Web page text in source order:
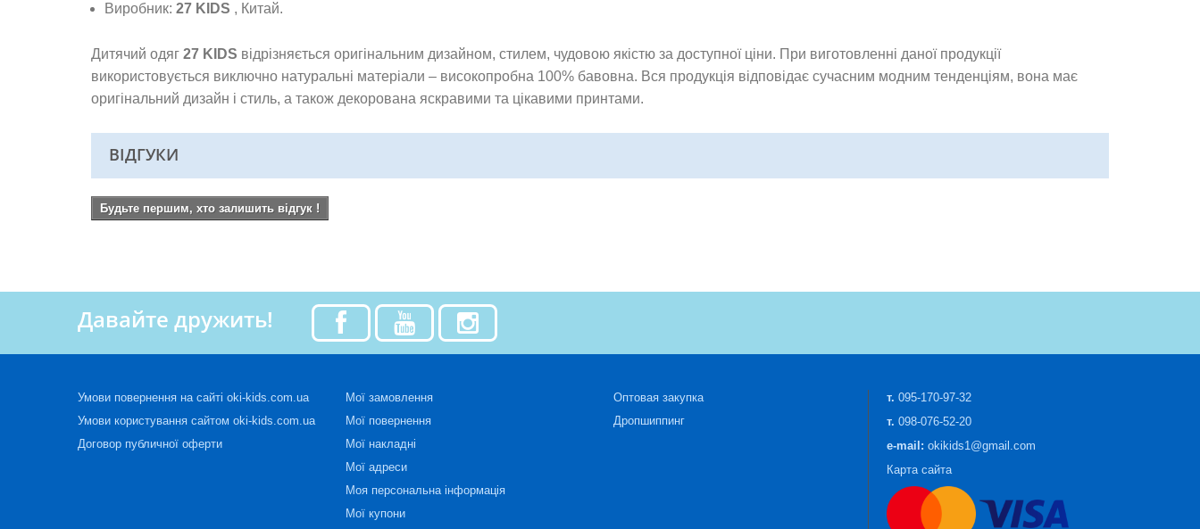
Виробник: 27 KIDS , Китай.
Дитячий одяг 27 KIDS відрізняється оригінальним дизайном, стилем, чудовою якістю за доступної ціни. При виготовленні даної продукції
використовується виключно натуральні матеріали – високопробна 100% бавовна. Вся продукція відповідає сучасним модним тенденціям, вона має
оригінальний дизайн і стиль, а також декорована яскравими та цікавими принтами.
ВІДГУКИ
Будьте першим, хто залишить відгук !
Давайте дружить!
Умови повернення на сайті oki-kids.com.ua
Умови користування сайтом oki-kids.com.ua
Договор публичної оферти
Мої замовлення
Мої повернення
Мої накладні
Мої адреси
Моя персональна інформація
Мої купони
Оптовая закупка
Дропшиппинг
т. 095-170-97-32
т. 098-076-52-20
e-mail: okikids1@gmail.com
Карта сайта